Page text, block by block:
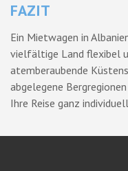
FAZIT
Ein Mietwagen in
vielfältige Land flexibel
atemberaubende
abgelegene
Ihre Reise ganz